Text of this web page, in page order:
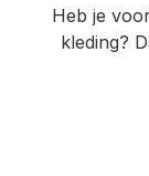
Heb je
kleding?